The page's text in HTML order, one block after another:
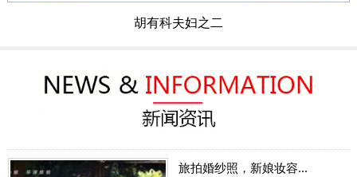
胡有科夫妇之二
旅拍婚纱照，新娘妆容...